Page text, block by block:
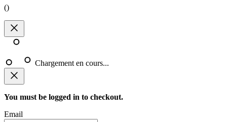
()
Chargement en cours...
You must be logged in to checkout.
Email